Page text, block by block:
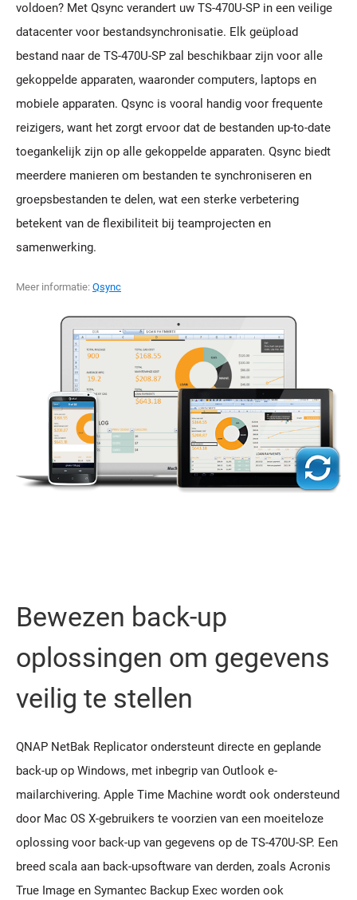
voldoen? Met Qsync verandert uw TS-470U-SP in een veilige
datacenter voor bestandsynchronisatie. Elk geüpload
bestand naar de TS-470U-SP zal beschikbaar zijn voor alle
gekoppelde apparaten, waaronder computers, laptops en
mobiele apparaten. Qsync is vooral handig voor frequente
reizigers, want het zorgt ervoor dat de bestanden up-to-date
toegankelijk zijn op alle gekoppelde apparaten. Qsync biedt
meerdere manieren om bestanden te synchroniseren en
groepsbestanden te delen, wat een sterke verbetering
betekent van de flexibiliteit bij teamprojecten en
samenwerking.
Meer informatie: Qsync
Bewezen back-up
oplossingen om gegevens
veilig te stellen
QNAP NetBak Replicator ondersteunt directe en geplande
back-up op Windows, met inbegrip van Outlook e-
mailarchivering. Apple Time Machine wordt ook ondersteund
door Mac OS X-gebruikers te voorzien van een moeiteloze
oplossing voor back-up van gegevens op de TS-470U-SP. Een
breed scala aan back-upsoftware van derden, zoals Acronis
True Image en Symantec Backup Exec worden ook